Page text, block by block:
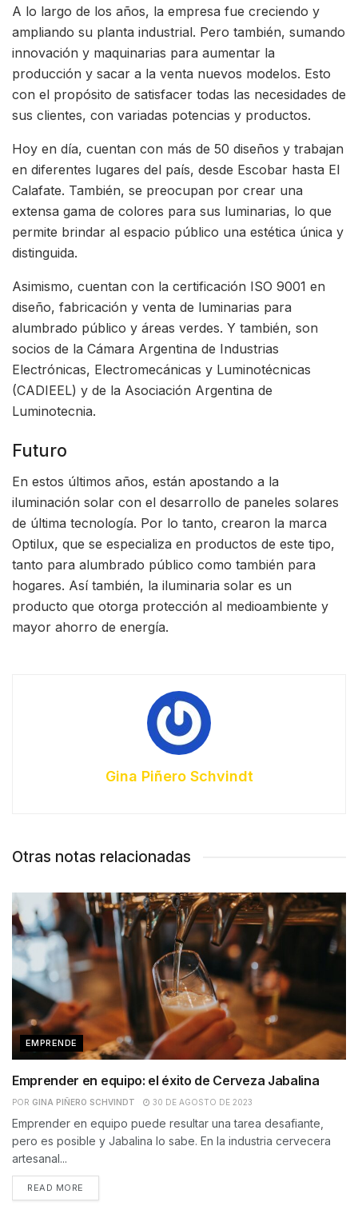
A lo largo de los años, la empresa fue creciendo y
ampliando su planta industrial. Pero también, sumando
innovación y maquinarias para aumentar la
producción y sacar a la venta nuevos modelos. Esto
con el propósito de satisfacer todas las necesidades de
sus clientes, con variadas potencias y productos.
Hoy en día, cuentan con más de 50 diseños y trabajan
en diferentes lugares del país, desde Escobar hasta El
Calafate. También, se preocupan por crear una
extensa gama de colores para sus luminarias, lo que
permite brindar al espacio público una estética única y
distinguida.
Asimismo, cuentan con la certificación ISO 9001 en
diseño, fabricación y venta de luminarias para
alumbrado público y áreas verdes. Y también, son
socios de la Cámara Argentina de Industrias
Electrónicas, Electromecánicas y Luminotécnicas
(CADIEEL) y de la Asociación Argentina de
Luminotecnia.
Futuro
En estos últimos años, están apostando a la
iluminación solar con el desarrollo de paneles solares
de última tecnología. Por lo tanto, crearon la marca
Optilux, que se especializa en productos de este tipo,
tanto para alumbrado público como también para
hogares. Así también, la iluminaria solar es un
producto que otorga protección al medioambiente y
mayor ahorro de energía.
Gina Piñero Schvindt
Otras notas relacionadas
EMPRENDE
Emprender en equipo: el éxito de Cerveza Jabalina
POR GINA PIÑERO SCHVINDT 30 DE AGOSTO DE 2023
Emprender en equipo puede resultar una tarea desafiante,
pero es posible y Jabalina lo sabe. En la industria cervecera
artesanal...
READ MORE